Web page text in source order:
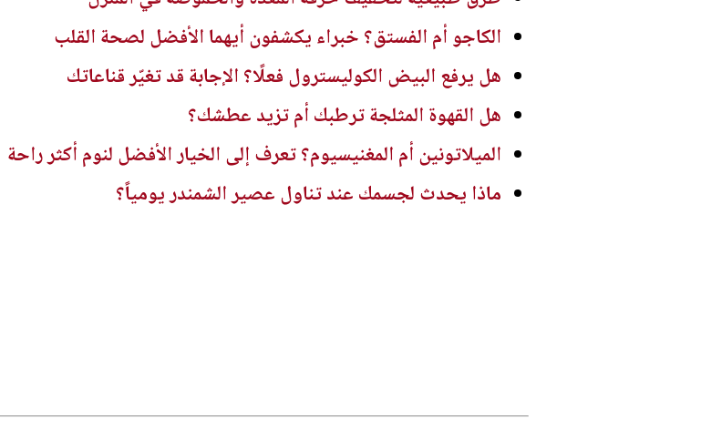
الكاجو أم الفستق؟ خبراء يكشفون أيهما الأفضل لصحة القلب
هل يرفع البيض الكوليسترول فعلًا؟ الإجابة قد تغيّر قناعاتك
هل القهوة المثلجة ترطبك أم تزيد عطشك؟
الميلاتونين أم المغنيسيوم؟ تعرف إلى الخيار الأفضل لنوم أكثر راحة
ماذا يحدث لجسمك عند تناول عصير الشمندر يومياً؟